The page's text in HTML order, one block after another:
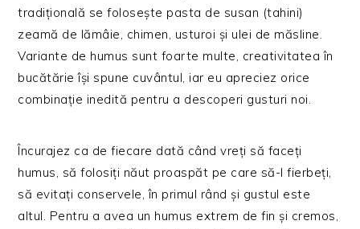
tradițională se folosește pasta de susan (tahini)
zeamă de lămâie, chimen, usturoi și ulei de măsline.
Variante de humus sunt foarte multe, creativitatea în
bucătărie își spune cuvântul, iar eu apreciez orice
combinație inedită pentru a descoperi gusturi noi.
Încurajez ca de fiecare dată când vreți să faceți
humus, să folosiți năut proaspăt pe care să-l fierbeți,
să evitați conservele, în primul rând și gustul este
altul. Pentru a avea un humus extrem de fin și cremos,